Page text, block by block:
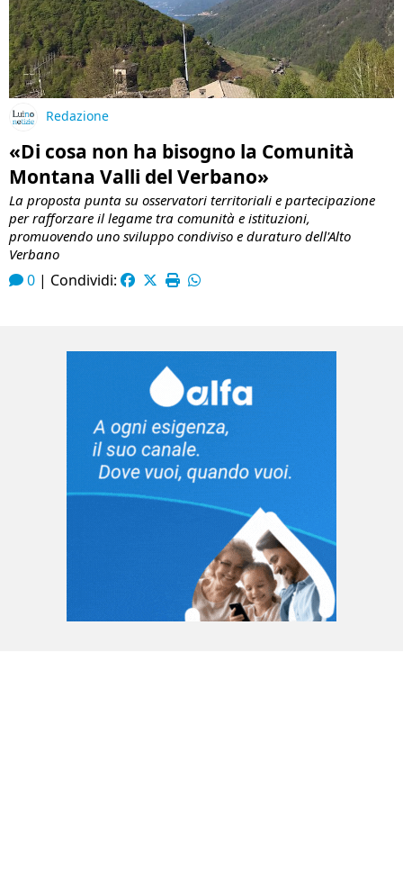
Redazione
«Di cosa non ha bisogno la Comunità
Montana Valli del Verbano»
La proposta punta su osservatori territoriali e partecipazione
per rafforzare il legame tra comunità e istituzioni,
promuovendo uno sviluppo condiviso e duraturo dell'Alto
Verbano
0 | Condividi: